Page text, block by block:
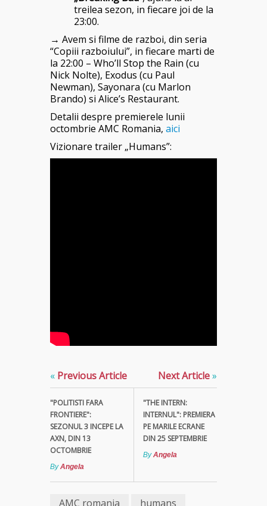
treilea sezon, in fiecare joi de la
23:00.
→ Avem si filme de razboi, din seria
“Copiii razboiului”, in fiecare marti de
la 22:00 – Who’ll Stop the Rain (cu
Nick Nolte), Exodus (cu Paul
Newman), Sayonara (cu Marlon
Brando) si Alice’s Restaurant.
Detalii despre premierele lunii
octombrie AMC Romania, aici
Vizionare trailer „Humans”:
« Previous Article
"POLITISTI FARA
FRONTIERE":
SEZONUL 3 INCEPE LA
AXN, DIN 13
OCTOMBRIE
ByAngela
Next Article»
"THE INTERN:
INTERNUL": PREMIERA
PE MARILE ECRANE
DIN 25 SEPTEMBRIE
ByAngela
AMC romania humans